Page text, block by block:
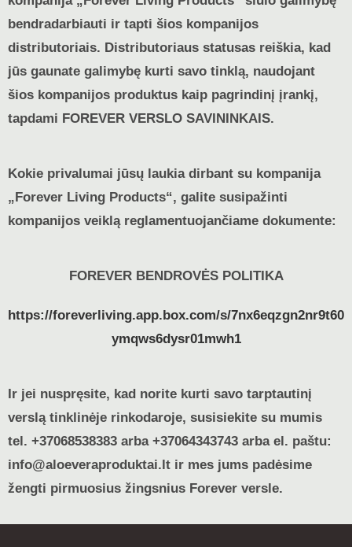
bendradarbiauti ir tapti šios kompanijos
distributoriais. Distributoriaus statusas reiškia, kad
jūs gaunate galimybę kurti savo tinklą, naudojant
šios kompanijos produktus kaip pagrindinį įrankį,
tapdami FOREVER VERSLO SAVININKAIS.
Kokie privalumai jūsų laukia dirbant su kompanija
„Forever Living Products“, galite susipažinti
kompanijos veiklą reglamentuojančiame dokumente:
FOREVER BENDROVĖS POLITIKA
https://foreverliving.app.box.com/s/7nx6eqzgn2nr9t60
ymqws6dysr01mwh1
Ir jei nuspręsite, kad norite kurti savo tarptautinį
verslą tinklinėje rinkodaroje, susisiekite su mumis
tel. +37068538383 arba +37064343743 arba el. paštu:
info@aloeveraproduktai.lt ir mes jums padėsime
žengti pirmuosius žingsnius Forever versle.